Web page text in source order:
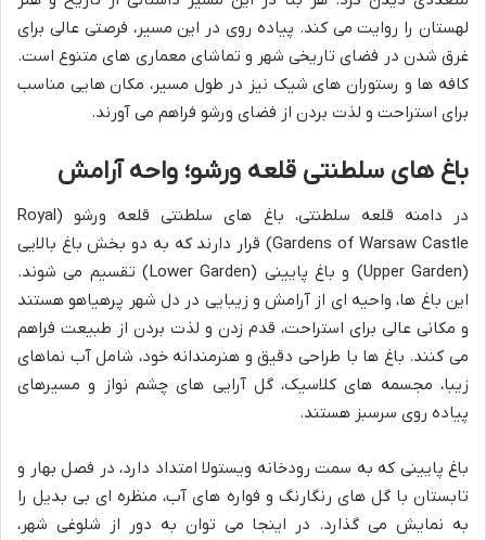
لهستان را روایت می کند. پیاده روی در این مسیر، فرصتی عالی برای
غرق شدن در فضای تاریخی شهر و تماشای معماری های متنوع است.
کافه ها و رستوران های شیک نیز در طول مسیر، مکان هایی مناسب
برای استراحت و لذت بردن از فضای ورشو فراهم می آورند.
باغ های سلطنتی قلعه ورشو؛ واحه آرامش
در دامنه قلعه سلطنتی، باغ های سلطنتی قلعه ورشو (Royal
Gardens of Warsaw Castle) قرار دارند که به دو بخش باغ بالایی
(Upper Garden) و باغ پایینی (Lower Garden) تقسیم می شوند.
این باغ ها، واحیه ای از آرامش و زیبایی در دل شهر پرهیاهو هستند
و مکانی عالی برای استراحت، قدم زدن و لذت بردن از طبیعت فراهم
می کنند. باغ ها با طراحی دقیق و هنرمندانه خود، شامل آب نماهای
زیبا، مجسمه های کلاسیک، گل آرایی های چشم نواز و مسیرهای
پیاده روی سرسبز هستند.
باغ پایینی که به سمت رودخانه ویستولا امتداد دارد، در فصل بهار و
تابستان با گل های رنگارنگ و فواره های آب، منظره ای بی بدیل را
به نمایش می گذارد. در اینجا می توان به دور از شلوغی شهر،